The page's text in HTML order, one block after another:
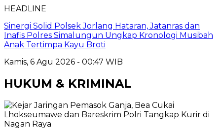
HEADLINE
Sinergi Solid Polsek Jorlang Hataran, Jatanras dan
Inafis Polres Simalungun Ungkap Kronologi Musibah
Anak Tertimpa Kayu Broti
Kamis, 6 Agu 2026 - 00:47 WIB
HUKUM & KRIMINAL